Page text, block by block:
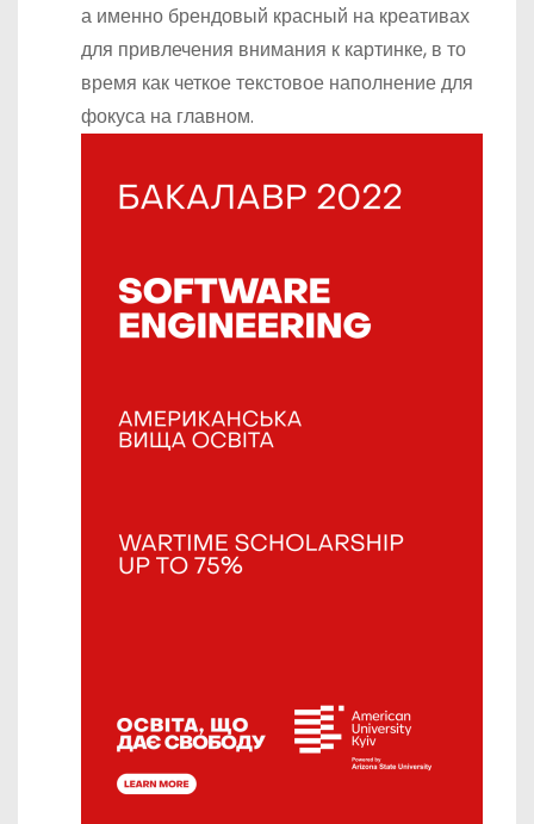
а именно брендовый красный на креативах
для привлечения внимания к картинке, в то
время как четкое текстовое наполнение для
фокуса на главном.